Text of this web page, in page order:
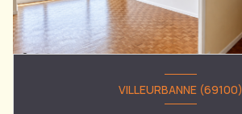
VILLEURBANNE (69100)